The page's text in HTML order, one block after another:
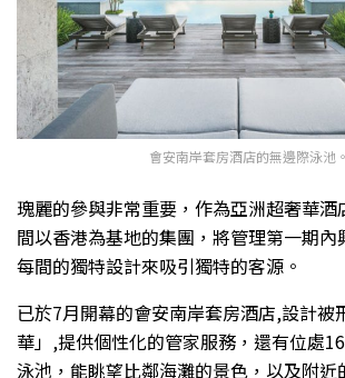
會安南岸套房酒店的無邊際泳池。
瑰麗的參與非常重要，作為亞洲超奢華酒
間以香港為基地的集團，將管理第一期內
每間的獨特設計來吸引獨特的客源。
已於7月開幕的會安南岸套房酒店,設計被
華」,提供個性化的管家服務，還有位處
泳池，能眺望比鄰海灘的景色，以及附近